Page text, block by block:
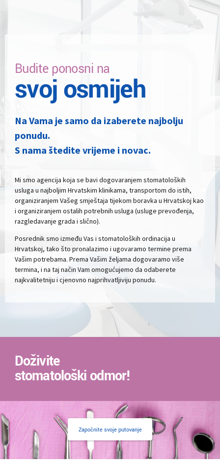
Budite ponosni na
svoj osmijeh
Na Vama je samo da izaberete najbolju
ponudu.
S nama štedite vrijeme i novac.
Mi smo agencija koja se bavi dogovaranjem stomatoloških
usluga u najboljim Hrvatskim klinikama, transportom do istih,
organiziranjem Vašeg smještaja tijekom boravka u Hrvatskoj kao
i organiziranjem ostalih potrebnih usluga (usluge prevođenja,
razgledavanje grada i slično).
Posrednik smo između Vas i stomatoloških ordinacija u
Hrvatskoj, tako što pronalazimo i ugovaramo termine prema
Vašim potrebama. Prema Vašim željama dogovaramo više
termina, i na taj način Vam omogućujemo da odaberete
najkvalitetniju i cjenovno najprihvatljiviju ponudu.
Doživite
stomatološki odmor!
Započnite svoje putovanje